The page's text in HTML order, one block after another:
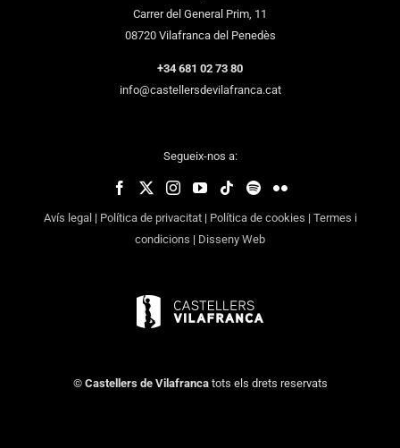
Carrer del General Prim, 11
08720 Vilafranca del Penedès
+34 681 02 73 80
info@castellersdevilafranca.cat
Segueix-nos a:
Avís legal | Política de privacitat| Política de cookies | Termes i
condicions | Disseny Web
© Castellers de Vilafrancatots els drets reservats